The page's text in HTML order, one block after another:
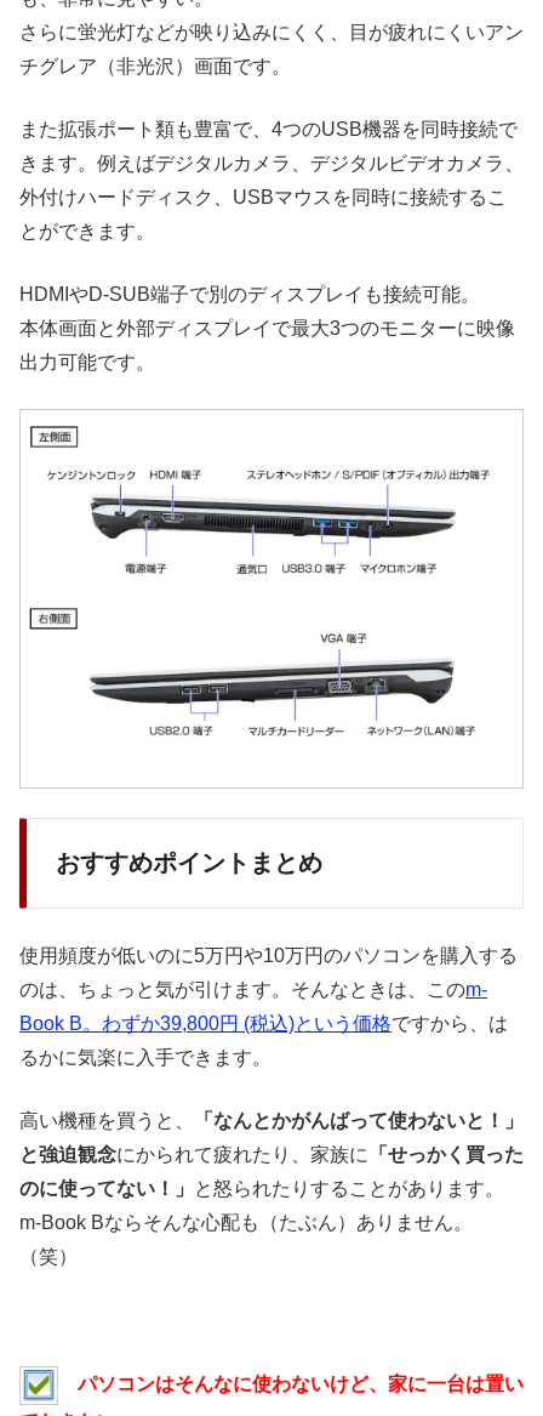
さらに蛍光灯などが映り込みにくく、目が疲れにくいアン
チグレア（非光沢）画面です。
また拡張ポート類も豊富で、4つのUSB機器を同時接続で
きます。例えばデジタルカメラ、デジタルビデオカメラ、
外付けハードディスク、USBマウスを同時に接続するこ
とができます。
HDMIやD-SUB端子で別のディスプレイも接続可能。
本体画面と外部ディスプレイで最大3つのモニターに映像
出力可能です。
おすすめポイントまとめ
使用頻度が低いのに5万円や10万円のパソコンを購入する
のは、ちょっと気が引けます。そんなときは、このm-
Book B。わずか39,800円 (税込)という価格ですから、は
るかに気楽に入手できます。
高い機種を買うと、
「なんとかがんばって使わないと！」
と強迫観念にかられて疲れたり、家族に
「せっかく買った
のに使ってない！」
と怒られたりすることがあります。
m-Book Bならそんな心配も（たぶん）ありません。
（笑）
パソコンはそんなに使わないけど、家に一台は置い